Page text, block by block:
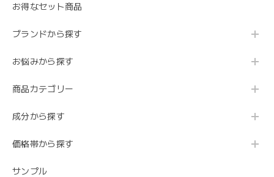
お得なセット商品
ブランドから探す
お悩みから探す
商品カテゴリー
成分から探す
価格帯から探す
サンプル